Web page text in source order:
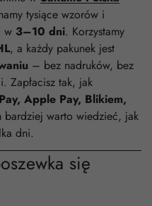
tysiące wzorów i
w 3–10 dni. Korzystamy
, a każdy pakunek jest
– bez nadruków, bez
Zapłacisz tak, jak
Apple Pay, Blikiem,
bardziej warto wiedzieć, jak
dni.
się